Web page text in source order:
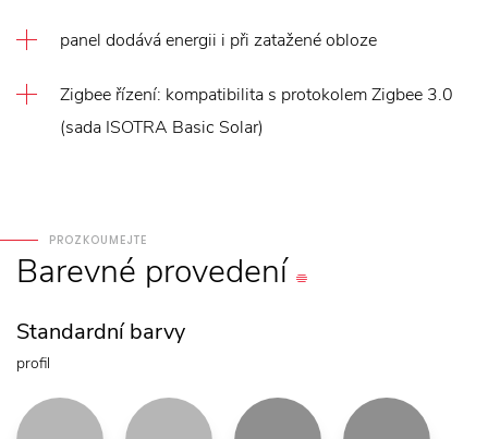
panel dodává energii i při zatažené obloze
Zigbee řízení: kompatibilita s protokolem Zigbee 3.0
(sada ISOTRA Basic Solar)
PROZKOUMEJTE
Barevné provedení
Standardní barvy
profil